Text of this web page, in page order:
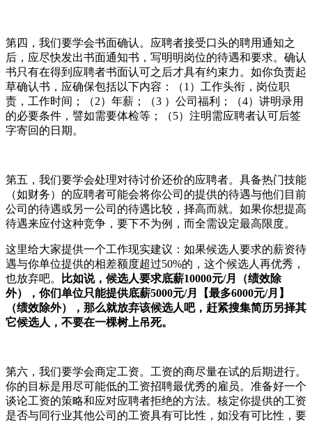
第四，我们要学会书面确认。应聘者接受口头的聘用通知之
后，应尽快发出书面通知书，写明明岗位的待遇和要求。确认
书只有在得到应聘者书面认可之后才具有约束力。如你负责起
草确认书，应确保包括以下内容：（1）工作头衔，岗位职
责，工作时间；（2）年薪；（3 ）公司福利；（4）讲明录用
的必要条件，譬如需要体检等；（5）注明需应聘者认可后签
字寄回的日期。
第五，我们要学会处理对待讨价还价的应聘者。具备热门技能
（如财务）的应聘者可能会将你公司的提供的待遇与他们目前
公司的待遇或另一公司的待遇比较，择高而就。如果你想提高
待遇来应付这种竞争，要下不为例，而全需设定最高限度。
这里给大家提供一个工作现实建议：如果候选人要求的薪资待
遇与你单位提供的相差额度超过50%的，这个候选人再优秀，
也放弃吧。
比如说，候选人要求底薪10000元/月（绩效除
外），你们单位只能提供底薪5000元/月【最多6000元/月】
（绩效除外），那么就放弃该候选人吧，赶紧搜集简历另择其
它候选人，不要在一棵树上吊死。
第六，我们要学会商定工资。工资的商尽量在试的后期进行。
你的目标是用尽可能低的工资招聘最优秀的雇员。准备好一个
谈论工资的策略和应对应聘者拒绝的方法。核定你提供的工资
是否与同行业其他公司的工资具有可比性，如没有可比性，要